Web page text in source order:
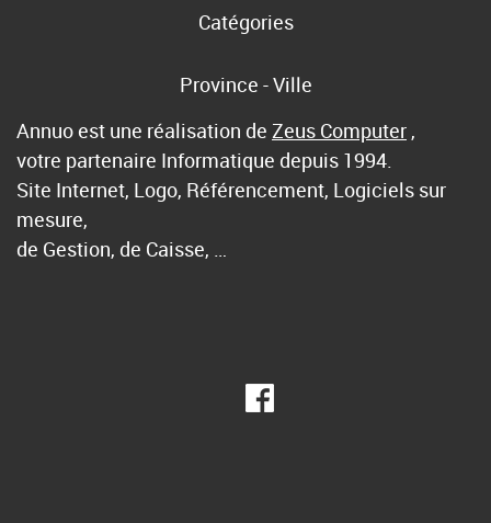
Catégories
Province - Ville
Annuo est une réalisation de Zeus Computer ,
votre partenaire Informatique depuis 1994.
Site Internet, Logo, Référencement, Logiciels sur
mesure,
de Gestion, de Caisse, …